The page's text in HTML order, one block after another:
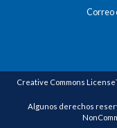
Correo
Creative Commons
Algunos derechos